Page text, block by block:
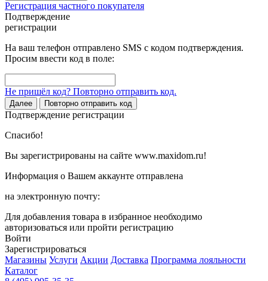
Регистрация частного покупателя
Подтверждение
регистрации
На ваш телефон отправлено SMS с кодом подтверждения.
Просим ввести код в поле:
Не пришёл код? Повторно отправить код.
Далее Повторно отправить код
Подтверждение регистрации
Спасибо!
Вы зарегистрированы на сайте www.maxidom.ru!
Информация о Вашем аккаунте отправлена
на электронную почту:
Для добавления товара в избранное необходимо
авторизоваться или пройти регистрацию
Войти
Зарегистрироваться
Магазины Услуги Акции Доставка Программа лояльности
Каталог